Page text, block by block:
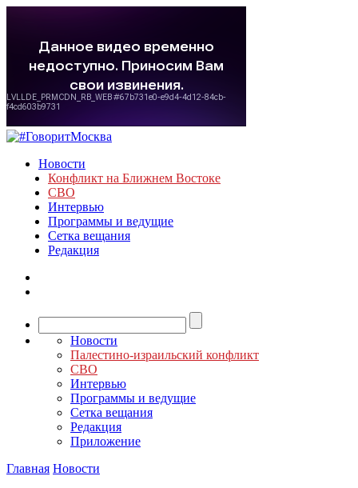
Новости
Конфликт на Ближнем Востоке
СВО
Интервью
Программы и ведущие
Сетка вещания
Редакция
Новости
Палестино-израильский конфликт
СВО
Интервью
Программы и ведущие
Сетка вещания
Редакция
Приложение
Главная Новости